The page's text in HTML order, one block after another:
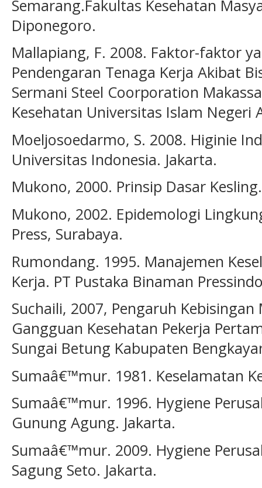
Semarang.Fakultas Kesehatan
Diponegoro.
Mallapiang, F. 2008. Faktor-faktor
Pendengaran Tenaga Kerja Akibat
Sermani Steel Coorporation
Kesehatan Universitas Islam Negeri
Moeljosoedarmo, S. 2008. Higinie
Universitas Indonesia. Jakarta.
Mukono, 2000. Prinsip Dasar
Mukono, 2002. Epidemologi
Press, Surabaya.
Rumondang. 1995. Manajemen
Kerja. PT Pustaka Binaman
Suchaili, 2007, Pengaruh
Gangguan Kesehatan Pekerja
Sungai Betung Kabupaten
Sumaâ€™mur. 1981. Keselamatan
Sumaâ€™mur. 1996. Hygiene
Gunung Agung. Jakarta.
Sumaâ€™mur. 2009. Hygiene
Sagung Seto. Jakarta.